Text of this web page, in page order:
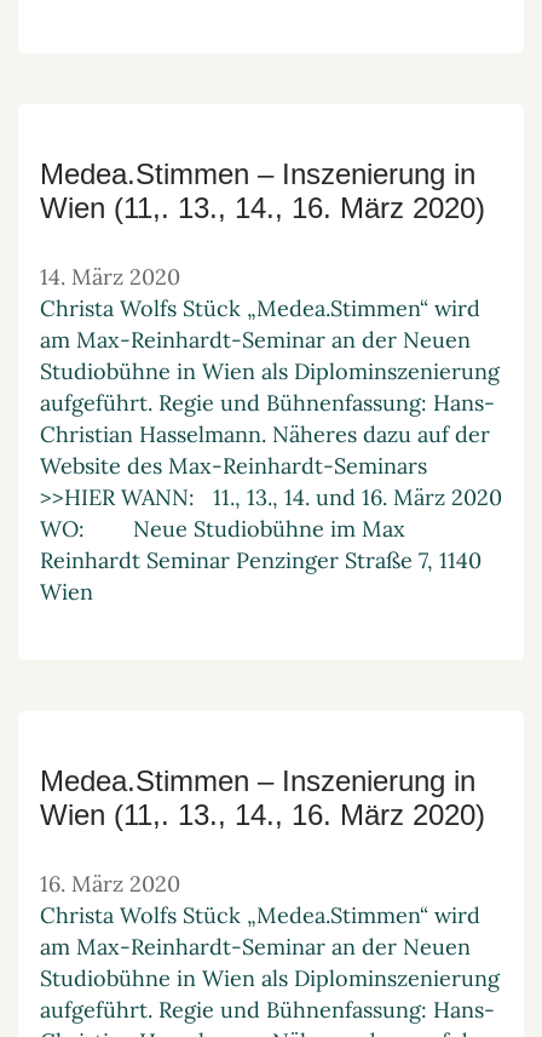
Medea.Stimmen – Inszenierung in
Wien (11,. 13., 14., 16. März 2020)
14. März 2020
Christa Wolfs Stück „Medea.Stimmen“ wird
am Max-Reinhardt-Seminar an der Neuen
Studiobühne in Wien als Diplominszenierung
aufgeführt. Regie und Bühnenfassung: Hans-
Christian Hasselmann. Näheres dazu auf der
Website des Max-Reinhardt-Seminars
>>HIER WANN: 11., 13., 14. und 16. März 2020
WO: Neue Studiobühne im Max
Reinhardt Seminar Penzinger Straße 7, 1140
Wien
Medea.Stimmen – Inszenierung in
Wien (11,. 13., 14., 16. März 2020)
16. März 2020
Christa Wolfs Stück „Medea.Stimmen“ wird
am Max-Reinhardt-Seminar an der Neuen
Studiobühne in Wien als Diplominszenierung
aufgeführt. Regie und Bühnenfassung: Hans-